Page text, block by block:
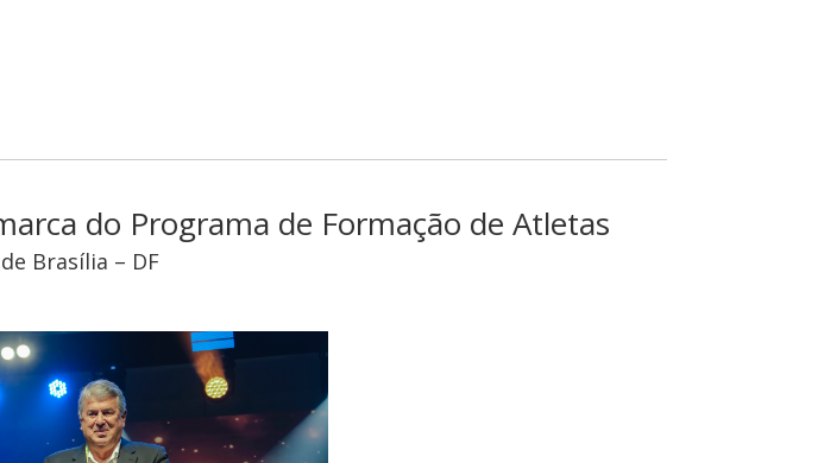
do Programa de Formação de Atletas
Brasília – DF